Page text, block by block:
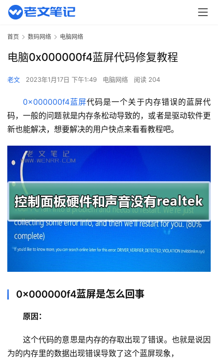
页
首页 数码网络 电脑网络
电脑0x000000f4蓝屏代码修复教程
老文 2023年1月17日 下午1:49 电脑网络 阅读 204
0x000000f4蓝屏代码是一个关于内存错误的蓝屏代
码，一般的问题就是内存条松动导致的，或者是驱动软件更
新也能解决，想要解决的用户快点来看看教程吧。
0x000000f4蓝屏是怎么回事
原因：
这个代码的意思是内存的存取出现了错误。也就是说因
为的内存里的数据出现错误导致了这个蓝屏现象，